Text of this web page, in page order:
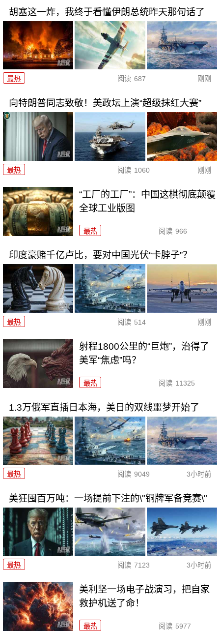
胡塞这一炸，我终于看懂伊朗总统昨天那句话了
最热 阅读 687 刚刚
向特朗普同志致敬！美政坛上演“超级抹红大赛”
最热 阅读 1060 刚刚
“工厂的工厂”：中国这棋彻底颠覆
全球工业版图
最热 阅读 966
印度豪赌千亿卢比，要对中国光伏“卡脖子”？
最热 阅读 514 刚刚
射程1800公里的“巨炮”，治得了
美军“焦虑”吗？
最热 阅读 11325
1.3万俄军直插日本海，美日的双线噩梦开始了
最热 阅读 9049 3小时前
美狂囤百万吨：一场提前下注的\"铜牌军备竞赛\"
最热 阅读 7123 3小时前
美利坚一场电子战演习，把自家
救护机送了命！
最热 阅读 5977